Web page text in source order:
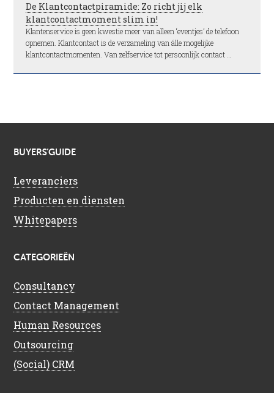
De Klantcontactpiramide: Zo richt jij elk
klantcontactmoment slim in!
Klantenservice is geen kwestie meer van alleen ‘eventjes’ de telefoon
opnemen. Klantcontact is de verzameling van álle mogelijke
klantcontactmomenten. Van zelfservice tot persoonlijk contact …
BUYERS’GUIDE
Leveranciers
Producten en diensten
Whitepapers
CATEGORIEËN
Consultancy
Contact Management
Human Resources
Outsourcing
(Social) CRM